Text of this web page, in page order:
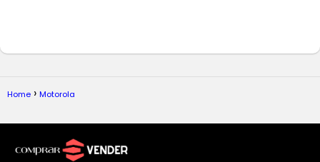
Home Motorola